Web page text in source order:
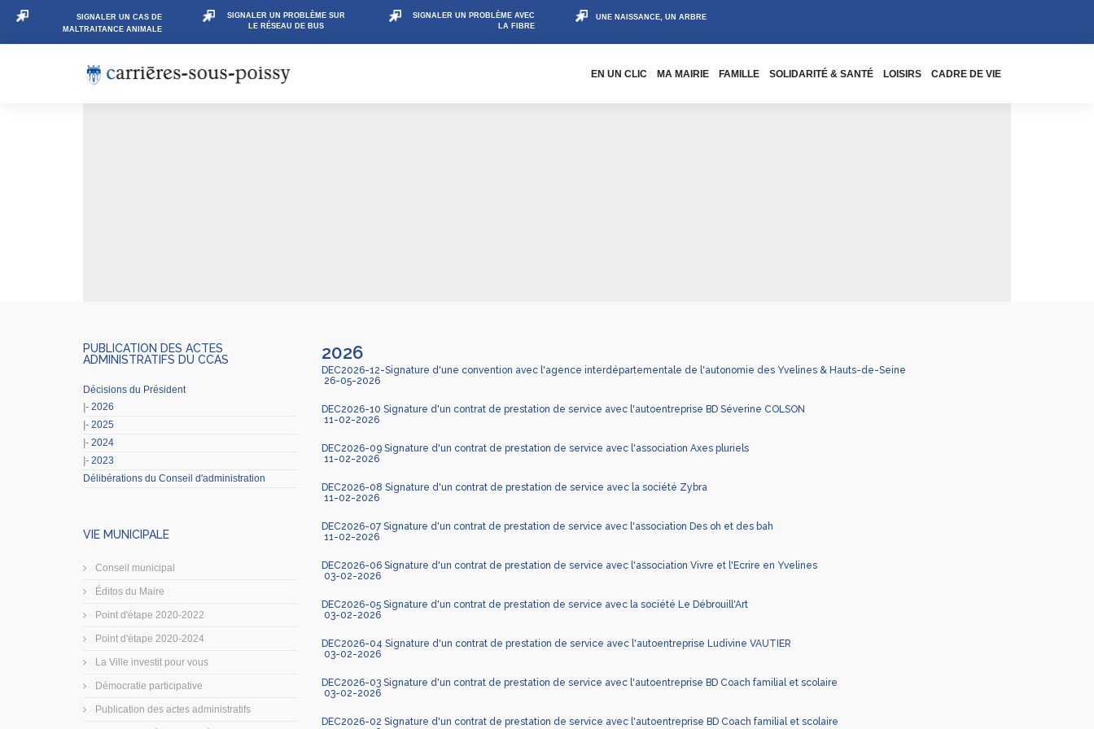
SIGNALER UN CAS DE
MALTRAITANCE ANIMALE
SIGNALER UN PROBLÈME SUR
LE RÉSEAU DE BUS
SIGNALER UN PROBLÈME AVEC
LA FIBRE
UNE NAISSANCE, UN ARBRE
EN UN CLIC MA MAIRIE FAMILLE SOLIDARITÉ & SANTÉ LOISIRS CADRE DE VIE
PUBLICATION DES ACTES
ADMINISTRATIFS DU CCAS
Décisions du Président
|- 2026
|- 2025
|- 2024
|- 2023
Délibérations du Conseil d'administration
VIE MUNICIPALE
Conseil municipal
Éditos du Maire
Point d'étape 2020-2022
Point d'étape 2020-2024
La Ville investit pour vous
Démocratie participative
Publication des actes administratifs
2026
DEC2026-12-Signature d'une convention avec l'agence interdépartementale de l'autonomie des Yvelines & Hauts-de-Seine
26-05-2026
DEC2026-10 Signature d'un contrat de prestation de service avec l'autoentreprise BD Séverine COLSON
11-02-2026
DEC2026-09 Signature d'un contrat de prestation de service avec l'association Axes pluriels
11-02-2026
DEC2026-08 Signature d'un contrat de prestation de service avec la société Zybra
11-02-2026
DEC2026-07 Signature d'un contrat de prestation de service avec l'association Des oh et des bah
11-02-2026
DEC2026-06 Signature d'un contrat de prestation de service avec l'association Vivre et l'Ecrire en Yvelines
03-02-2026
DEC2026-05 Signature d'un contrat de prestation de service avec la société Le Débrouill'Art
03-02-2026
DEC2026-04 Signature d'un contrat de prestation de service avec l'autoentreprise Ludivine VAUTIER
03-02-2026
DEC2026-03 Signature d'un contrat de prestation de service avec l'autoentreprise BD Coach familial et scolaire
03-02-2026
DEC2026-02 Signature d'un contrat de prestation de service avec l'autoentreprise BD Coach familial et scolaire